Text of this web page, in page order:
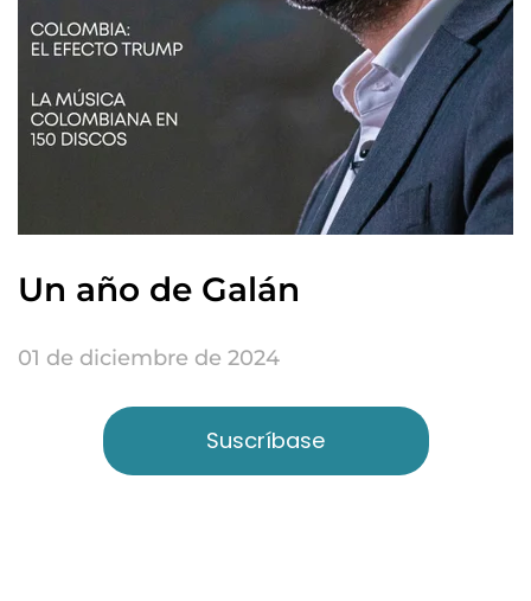
Un año de Galán
01 de diciembre de 2024
Suscríbase